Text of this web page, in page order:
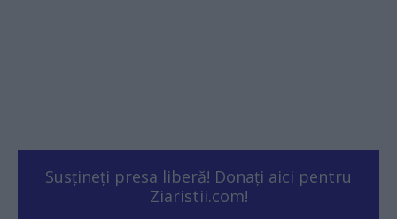
Susțineți presa liberă! Donați aici pentru
Ziaristii.com!